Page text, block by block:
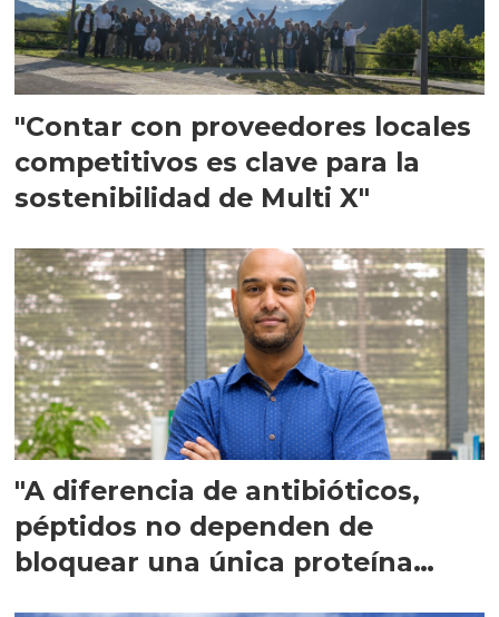
"Contar con proveedores locales
competitivos es clave para la
sostenibilidad de Multi X"
"A diferencia de antibióticos,
péptidos no dependen de
bloquear una única proteína